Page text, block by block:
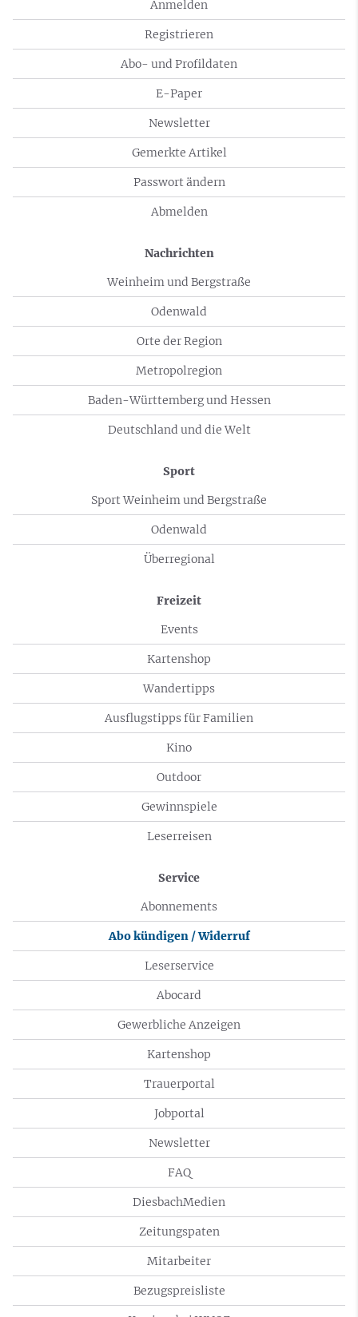
Anmelden
Registrieren
Abo- und Profildaten
E-Paper
Newsletter
Gemerkte Artikel
Passwort ändern
Abmelden
Nachrichten
Weinheim und Bergstraße
Odenwald
Orte der Region
Metropolregion
Baden-Württemberg und Hessen
Deutschland und die Welt
Sport
Sport Weinheim und Bergstraße
Odenwald
Überregional
Freizeit
Events
Kartenshop
Wandertipps
Ausflugstipps für Familien
Kino
Outdoor
Gewinnspiele
Leserreisen
Service
Abonnements
Abo kündigen / Widerruf
Leserservice
Abocard
Gewerbliche Anzeigen
Kartenshop
Trauerportal
Jobportal
Newsletter
FAQ
DiesbachMedien
Zeitungspaten
Mitarbeiter
Bezugspreisliste